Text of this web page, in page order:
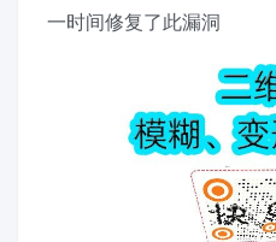
一时间修复了此漏洞